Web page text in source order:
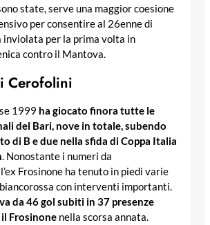
state, serve una maggior coesione
per consentire al 26enne di
inviolata per la prima volta in
contro il Mantova.
Cerofolini
1999 ha giocato finora tutte le
del Bari, nove in totale, subendo
di B e due nella sfida di Coppa Italia
. Nonostante i numeri da
Frosinone ha tenuto in piedi varie
con interventi importanti.
da 46 gol subiti in 37 presenze
Frosinone nella scorsa annata.